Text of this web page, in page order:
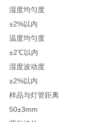
湿度均匀度
±2%以内
温度均匀度
±2℃以内
湿度波动度
±2%以内
样品与灯管距离
50±3mm